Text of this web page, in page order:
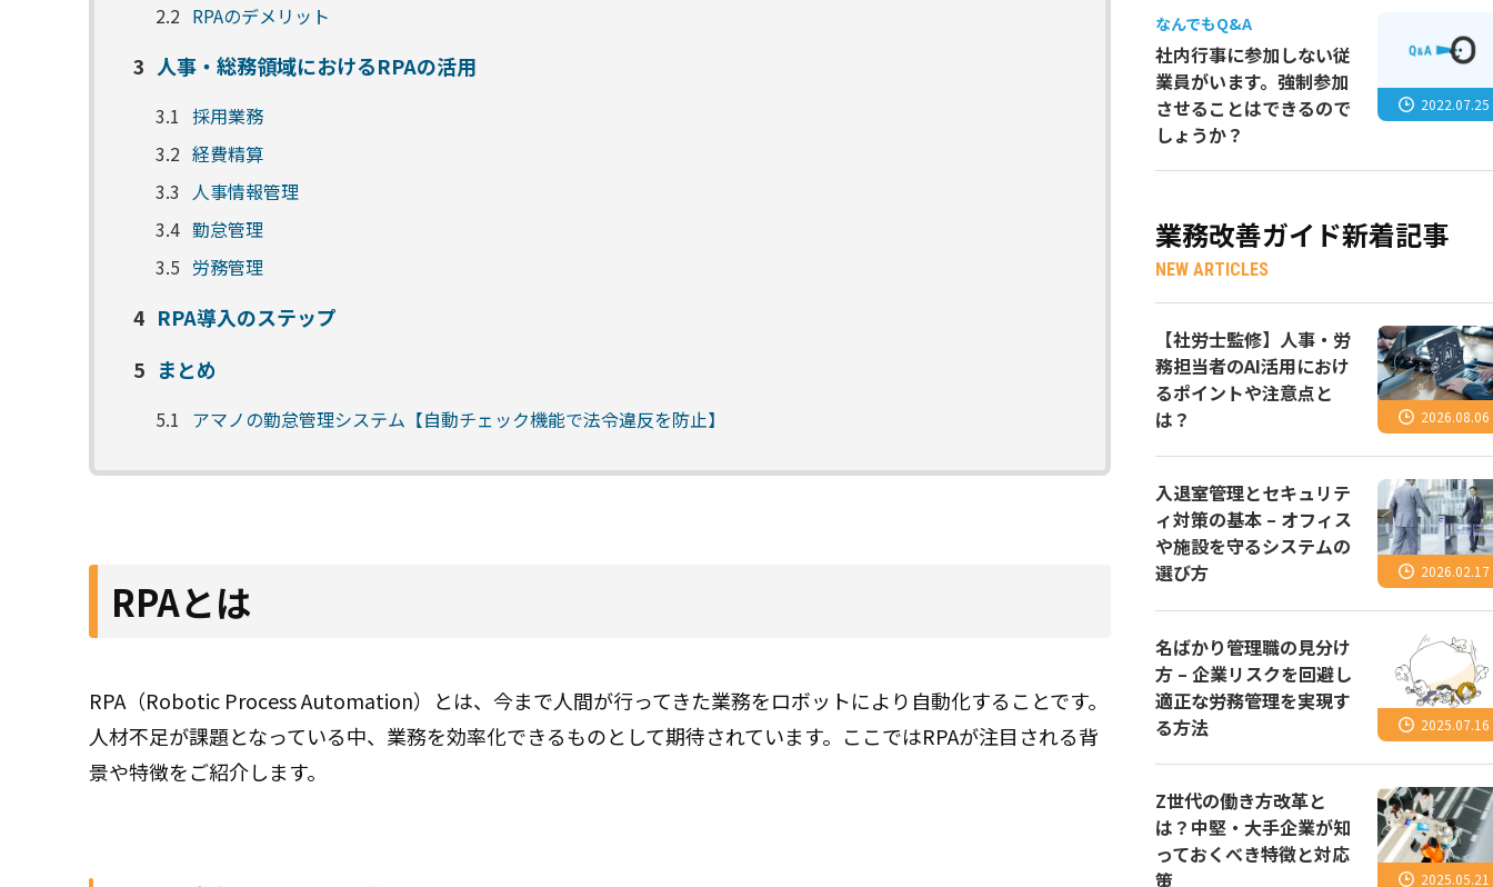
2.2 RPAのデメリット
3 人事・総務領域におけるRPAの活用
3.1 採用業務
3.2 経費精算
3.3 人事情報管理
3.4 勤怠管理
3.5 労務管理
4 RPA導入のステップ
5 まとめ
5.1 アマノの勤怠管理システム【自動チェック機能で法令違反を防止】
RPAとは
RPA（Robotic Process Automation）とは、今まで人間が行ってきた業務をロボットにより自動化することです。
人材不足が課題となっている中、業務を効率化できるものとして期待されています。ここではRPAが注目される背
景や特徴をご紹介します。
なんでもQ&A
社内行事に参加しない従
業員がいます。強制参加
させることはできるので
しょうか？
2022.07.25
業務改善ガイド新着記事
NEW ARTICLES
【社労士監修】人事・労
務担当者のAI活用におけ
るポイントや注意点と
は？
2026.08.06
入退室管理とセキュリテ
ィ対策の基本 – オフィス
や施設を守るシステムの
選び方
2026.02.17
名ばかり管理職の見分け
方 – 企業リスクを回避し
適正な労務管理を実現す
る方法
2025.07.16
Z世代の働き方改革と
は？中堅・大手企業が知
っておくべき特徴と対応
策
2025.05.21